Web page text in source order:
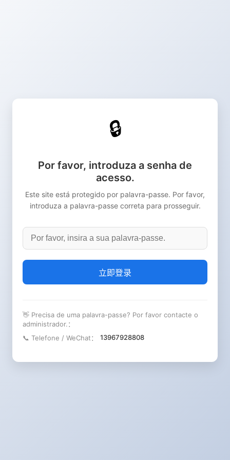
🔒
Por favor, introduza a senha de
acesso.
Este site está protegido por palavra-passe. Por favor,
introduza a palavra-passe correta para prosseguir.
立即登录
👋 Precisa de uma palavra-passe? Por favor contacte o
administrador.：
📞 Telefone / WeChat：
13967928808